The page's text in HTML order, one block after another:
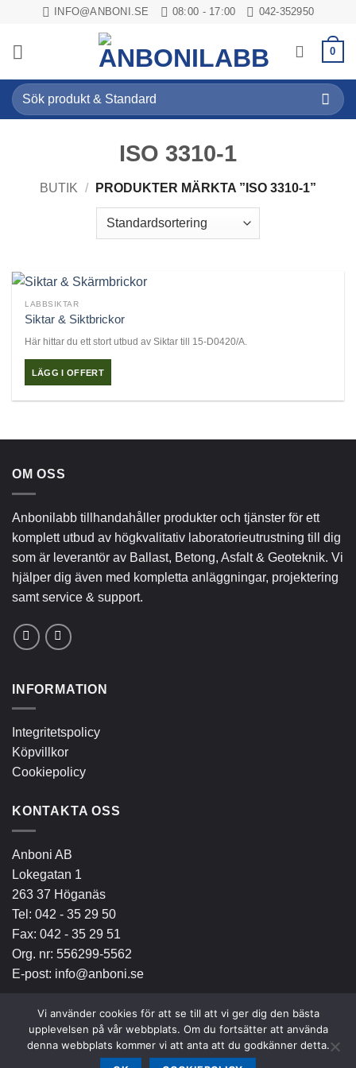
content
INFO@ANBONI.SE 08:00 - 17:00 042-352950
0
Sök
efter:
ISO 3310-1
BUTIK / PRODUKTER MÄRKTA ”ISO 3310-1”
LABBSIKTAR
Siktar & Siktbrickor
Här hittar du ett stort utbud av Siktar till 15-D0420/A.
LÄGG I OFFERT
OM OSS
Anbonilabb tillhandahåller produkter och tjänster för ett
komplett utbud av högkvalitativ laboratorieutrustning till dig
som är leverantör av Ballast, Betong, Asfalt & Geoteknik. Vi
hjälper dig även med kompletta anläggningar, projektering
samt service & support.
INFORMATION
Integritetspolicy
Köpvillkor
Cookiepolicy
KONTAKTA OSS
Anboni AB
Lokegatan 1
263 37 Höganäs
Tel: 042 - 35 29 50
Fax: 042 - 35 29 51
Org. nr: 556299-5562
E-post: info@anboni.se
Bank
Invoice
Vi använder cookies för att se till att vi ger dig den bästa
upplevelsen på vår webbplats. Om du fortsätter att använda
denna webbplats kommer vi att anta att du godkänner detta.